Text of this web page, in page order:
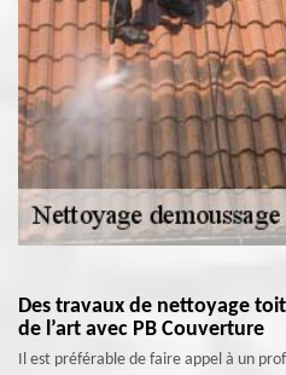
Des travaux de nettoyage
de l’art avec PB Couverture
Il est préférable de faire appel à un